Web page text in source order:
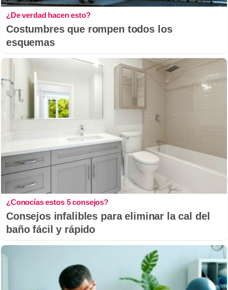
¿De verdad hacen esto?
Costumbres que rompen todos los
esquemas
¿Conocías estos 5 consejos?
Consejos infalibles para eliminar la cal del
baño fácil y rápido